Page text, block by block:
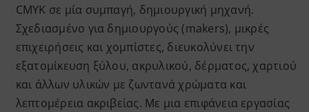
CMYK σε μία συμπαγή, δημιουργική μηχανή.
Σχεδιασμένο για δημιουργούς (makers), μικρές
επιχειρήσεις και χομπίστες, διευκολύνει την
εξατομίκευση ξύλου, ακρυλικού, δέρματος, χαρτιού
και άλλων υλικών με ζωντανά χρώματα και
λεπτομέρεια ακριβείας. Με μια επιφάνεια εργασίας